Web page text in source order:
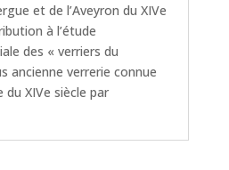
et de l’Aveyron du XIVe
à l’étude
des « verriers du
ancienne verrerie connue
XIVe siècle par